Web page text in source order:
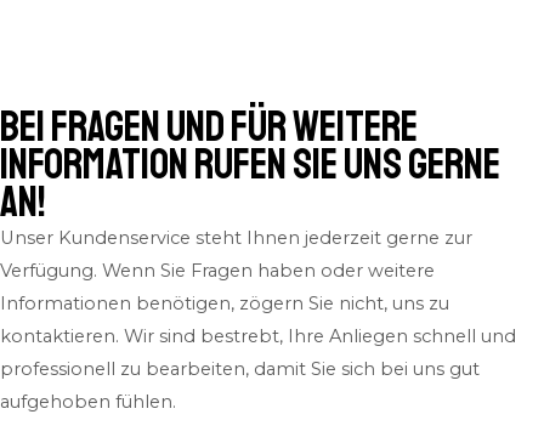
Bei Fragen und für weitere
Information rufen Sie uns gerne
an!
Unser Kundenservice steht Ihnen jederzeit gerne zur
Verfügung. Wenn Sie Fragen haben oder weitere
Informationen benötigen, zögern Sie nicht, uns zu
kontaktieren. Wir sind bestrebt, Ihre Anliegen schnell und
professionell zu bearbeiten, damit Sie sich bei uns gut
aufgehoben fühlen.